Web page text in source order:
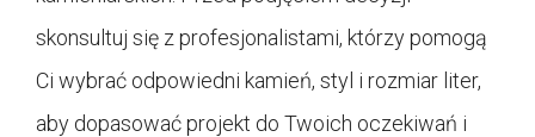
skonsultuj się z profesjonalistami, którzy pomogą
Ci wybrać odpowiedni kamień, styl i rozmiar liter,
aby dopasować projekt do Twoich oczekiwań i